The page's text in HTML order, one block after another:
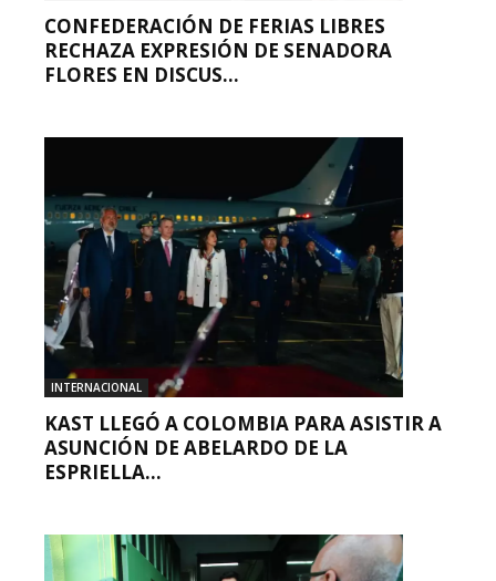
CONFEDERACIÓN DE FERIAS LIBRES
RECHAZA EXPRESIÓN DE SENADORA
FLORES EN DISCUS...
INTERNACIONAL
KAST LLEGÓ A COLOMBIA PARA ASISTIR A
ASUNCIÓN DE ABELARDO DE LA
ESPRIELLA...